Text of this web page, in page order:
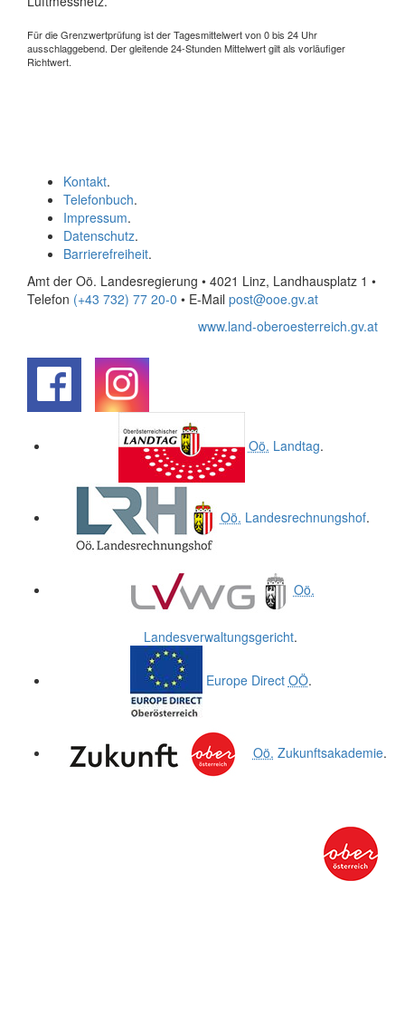
Für die Grenzwertprüfung ist der Tagesmittelwert von 0 bis 24 Uhr
ausschlaggebend. Der gleitende 24-Stunden Mittelwert gilt als vorläufiger
Richtwert.
Kontakt.
Telefonbuch.
Impressum.
Datenschutz.
Barrierefreiheit.
Amt der Oö. Landesregierung • 4021 Linz, Landhausplatz 1 •
Telefon (+43 732) 77 20-0 • E-Mail post@ooe.gv.at
www.land-oberoesterreich.gv.at
Oö. Landtag.
Oö. Landesrechnungshof.
Oö.
Landesverwaltungsgericht.
Europe Direct OÖ.
Oö. Zukunftsakademie.